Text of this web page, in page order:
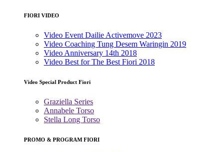
FIORI VIDEO
Video Event Dailie Activemove 2023
Video Coaching Tung Desem Waringin 2019
Video Anniversary 14th 2018
Video Best for The Best Fiori 2018
Video Special Product Fiori
Graziella Series
Annabele Torso
Stella Long Torso
PROMO & PROGRAM FIORI